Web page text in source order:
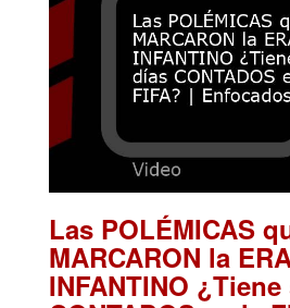
Las POLÉMICAS
MARCARON la
INFANTINO